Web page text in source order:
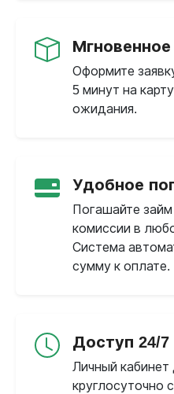
Оформите
5 минут на
ожидания.
Удобное
Погашайте
комиссии в
Система
сумму к оплате.
Доступ 24/7
Личный кабинет
круглосуточно